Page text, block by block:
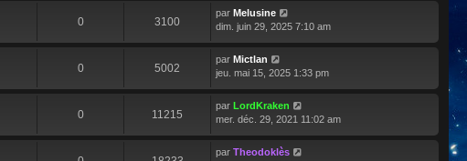
0 3100
par Melusine
dim. juin 29, 2025 7:10 am
0 5002
par Mictlan
jeu. mai 15, 2025 1:33 pm
0 11215
par LordKraken
mer. déc. 29, 2021 11:02 am
par Theodoklès